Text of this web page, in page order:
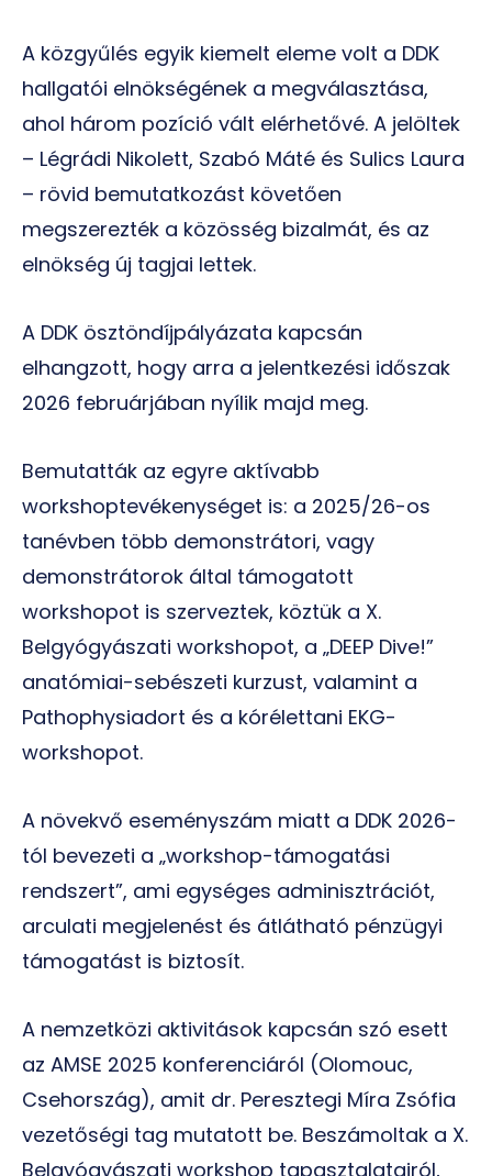
A közgyűlés egyik kiemelt eleme volt a DDK
hallgatói elnökségének a megválasztása,
ahol három pozíció vált elérhetővé. A jelöltek
– Légrádi Nikolett, Szabó Máté és Sulics Laura
– rövid bemutatkozást követően
megszerezték a közösség bizalmát, és az
elnökség új tagjai lettek.
A DDK ösztöndíjpályázata kapcsán
elhangzott, hogy arra a jelentkezési időszak
2026 februárjában nyílik majd meg.
Bemutatták az egyre aktívabb
workshoptevékenységet is: a 2025/26-os
tanévben több demonstrátori, vagy
demonstrátorok által támogatott
workshopot is szerveztek, köztük a X.
Belgyógyászati workshopot, a „DEEP Dive!”
anatómiai-sebészeti kurzust, valamint a
Pathophysiadort és a kórélettani EKG-
workshopot.
A növekvő eseményszám miatt a DDK 2026-
tól bevezeti a „workshop-támogatási
rendszert”, ami egységes adminisztrációt,
arculati megjelenést és átlátható pénzügyi
támogatást is biztosít.
A nemzetközi aktivitások kapcsán szó esett
az AMSE 2025 konferenciáról (Olomouc,
Csehország), amit dr. Peresztegi Míra Zsófia
vezetőségi tag mutatott be. Beszámoltak a X.
Belgyógyászati workshop tapasztalatairól,